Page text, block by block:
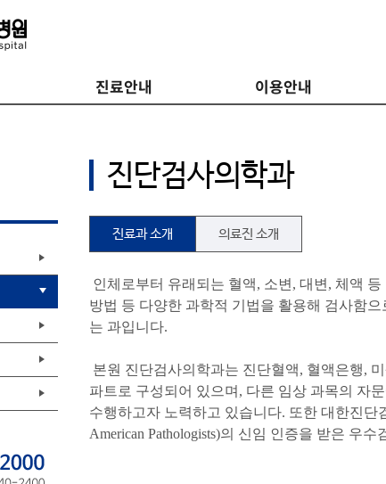
진료안내 이용안내
진단검사의학과
진료과 소개 의료진 소개
인체로부터 유래되는 혈액, 소변, 대변, 체액
방법 등 다양한 과학적 기법을 활용해 검사함
는 과입니다.
본원 진단검사의학과는 진단혈액, 혈액은행,
파트로 구성되어 있으며, 다른 임상 과목의 자
수행하고자 노력하고 있습니다. 또한 대한진단
American Pathologists)의 신임 인증을 받은 우